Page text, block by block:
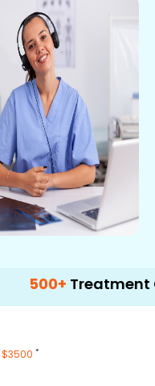
Treatment Options
$3500 *